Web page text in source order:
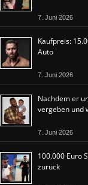
7. Juni 2026
Kaufpreis:
Auto
7. Juni 2026
Nachdem er
vergeben und
7. Juni 2026
100.000 Euro
zurück